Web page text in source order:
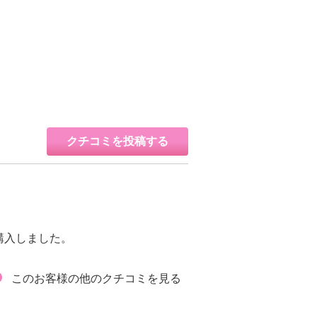
クチコミを投稿する
しました。
このお客様の他のクチコミを見る